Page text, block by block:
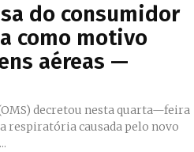
do consumidor
como motivo
aéreas —
decretou nesta quarta—feira
respiratória causada pelo novo